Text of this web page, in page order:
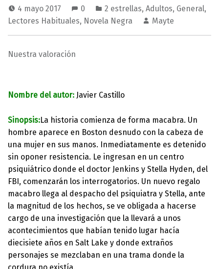
4 mayo 2017 0 2 estrellas, Adultos, General,
Lectores Habituales, Novela Negra Mayte
Nuestra valoración
Nombre del autor: Javier Castillo
Sinopsis:La historia comienza de forma macabra. Un
hombre aparece en Boston desnudo con la cabeza de
una mujer en sus manos. Inmediatamente es detenido
sin oponer resistencia. Le ingresan en un centro
psiquiátrico donde el doctor Jenkins y Stella Hyden, del
FBI, comenzarán los interrogatorios. Un nuevo regalo
macabro llega al despacho del psiquiatra y Stella, ante
la magnitud de los hechos, se ve obligada a hacerse
cargo de una investigación que la llevará a unos
acontecimientos que habían tenido lugar hacía
diecisiete años en Salt Lake y donde extraños
personajes se mezclaban en una trama donde la